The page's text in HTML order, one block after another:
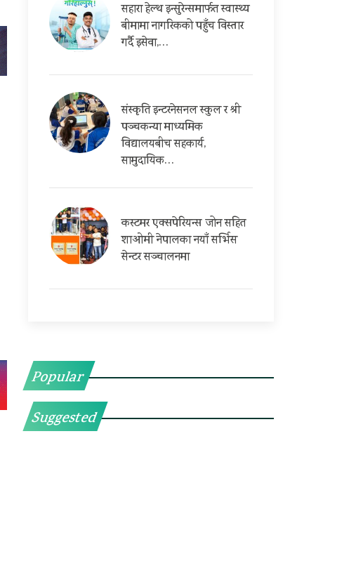
सहारा हेल्थ इन्सुरेन्समार्फत स्वास्थ्य
बीमामा नागरिकको पहुँच विस्तार
गर्दै इसेवा,…
संस्कृति इन्टरनेसनल स्कुल र श्री
पञ्चकन्या माध्यमिक
विद्यालयबीच सहकार्य,
सामुदायिक…
कस्टमर एक्सपेरियन्स जोन सहित
शाओमी नेपालका नयाँ सर्भिस
सेन्टर सञ्चालनमा
Popular
Suggested